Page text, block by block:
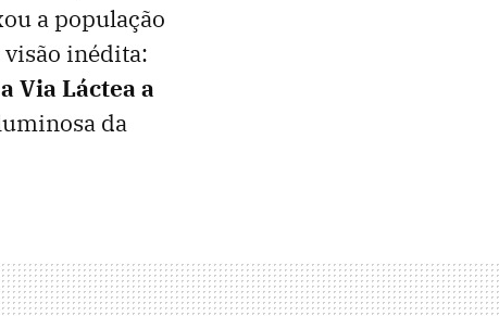
a população
inédita:
Via Láctea a
da